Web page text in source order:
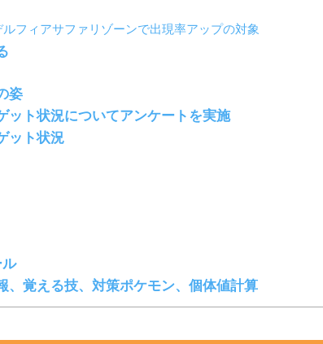
フィアサファリゾーンで出現率アップの対象
姿
ット状況についてアンケートを実施
ット状況
、覚える技、対策ポケモン、個体値計算